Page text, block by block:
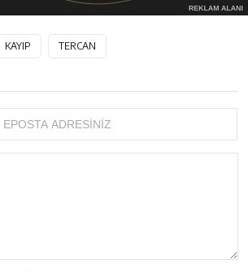
KAYIP TERCAN